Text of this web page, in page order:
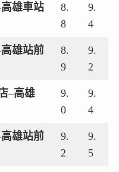
雄車站
8.
8
9.
4
雄站前
8.
9
9.
2
–高雄
9.
0
9.
4
雄站前
9.
2
9.
5